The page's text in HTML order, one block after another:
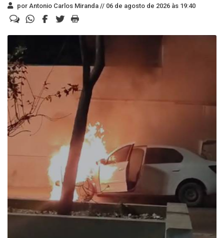
por Antonio Carlos Miranda // 06 de agosto de 2026 às 19:40